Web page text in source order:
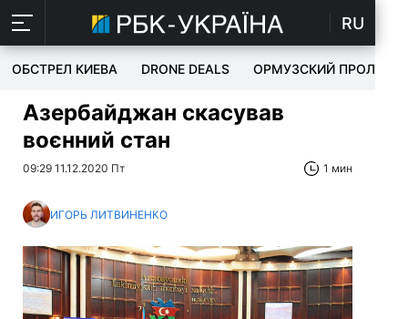
RU
ОБСТРЕЛ КИЕВА DRONE DEALS ОРМУЗСКИЙ ПРОЛИВ
Азербайджан скасував
воєнний стан
09:29 11.12.2020 Пт 1 мин
ИГОРЬ ЛИТВИНЕНКО